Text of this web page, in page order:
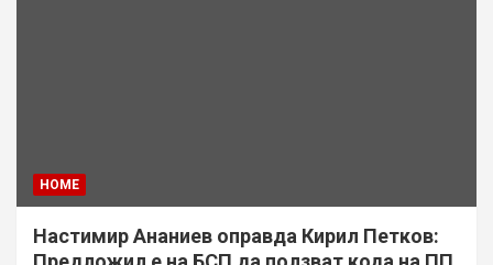
HOME
Настимир Ананиев оправда Кирил Петков: